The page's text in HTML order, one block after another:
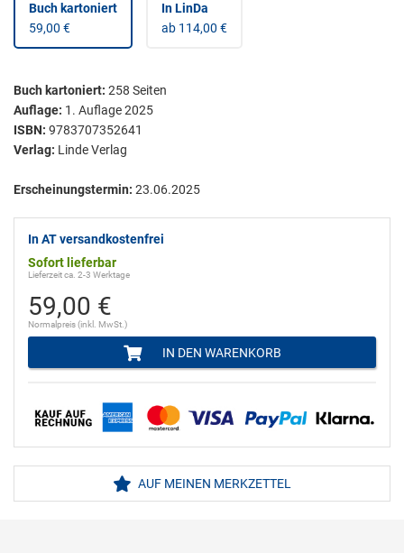
Buch kartoniert
59,00 €
In LinDa
ab 114,00 €
Buch kartoniert: 258 Seiten
Auflage: 1. Auflage 2025
ISBN: 9783707352641
Verlag: Linde Verlag
Erscheinungstermin: 23.06.2025
In AT versandkostenfrei
Sofort lieferbar
Lieferzeit ca. 2-3 Werktage
59,00 €
Normalpreis (inkl. MwSt.)
IN DEN WARENKORB
AUF MEINEN MERKZETTEL